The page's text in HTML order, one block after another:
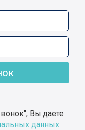
Вы даете
данных